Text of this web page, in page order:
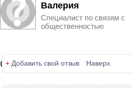
Валерия
Специалист по связям с
общественностью
Отзывы
+ Добавить свой отзыв Наверх